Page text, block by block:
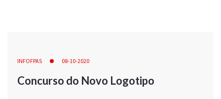
INFOFPAS 08-10-2020
Concurso do Novo Logotipo